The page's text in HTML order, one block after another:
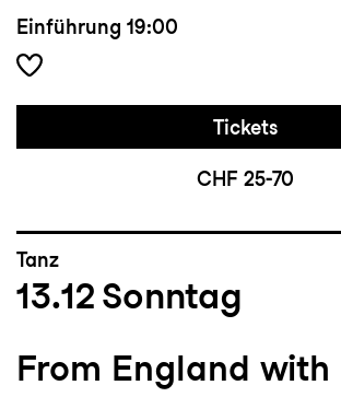
Einführung 19:00
Tickets
CHF 25-70
Tanz
13.12 Sonntag
From England with